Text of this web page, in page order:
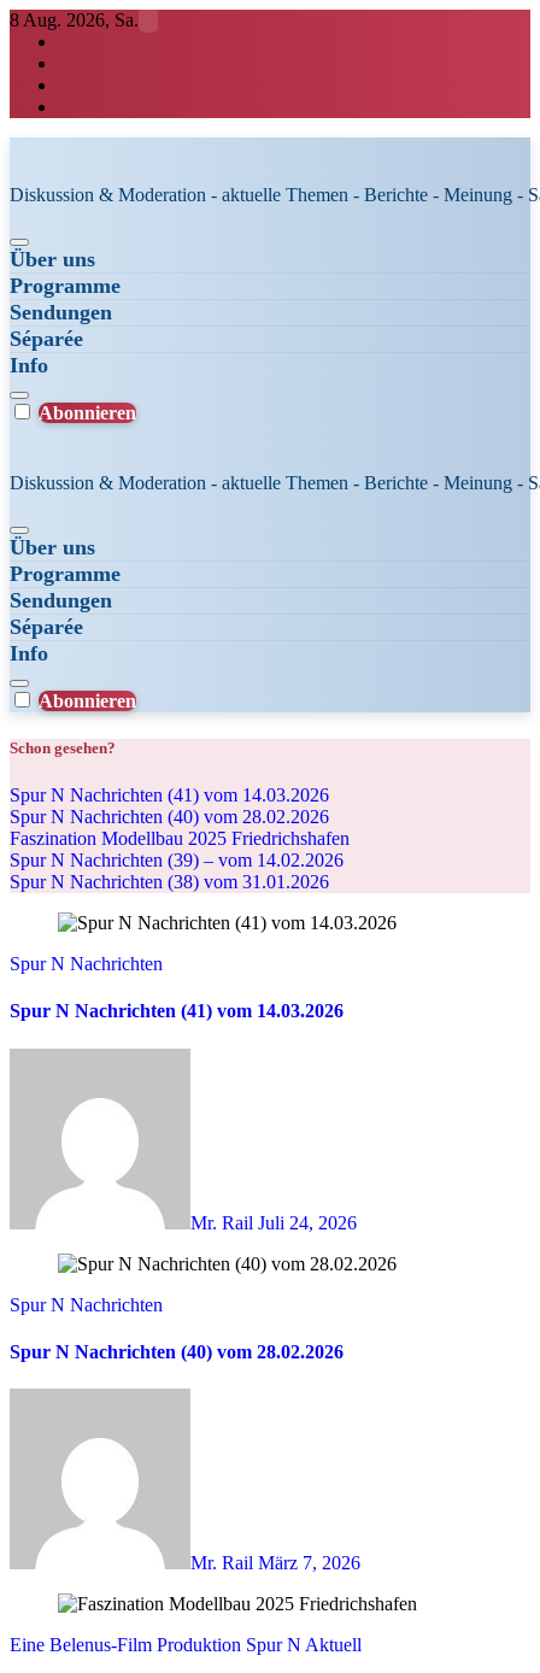
Zum
Inhalt
springen
8 Aug. 2026, Sa.
Diskussion & Moderation - aktuelle Themen - Berichte - Meinung -
Über uns
Programme
Sendungen
Séparée
Info
Abonnieren
Diskussion & Moderation - aktuelle Themen - Berichte - Meinung -
Über uns
Programme
Sendungen
Séparée
Info
Abonnieren
Schon gesehen?
Spur N Nachrichten (41) vom 14.03.2026
Spur N Nachrichten (40) vom 28.02.2026
Faszination Modellbau 2025 Friedrichshafen
Spur N Nachrichten (39) – vom 14.02.2026
Spur N Nachrichten (38) vom 31.01.2026
Spur N Nachrichten
Spur N Nachrichten (41) vom 14.03.2026
Mr. Rail Juli 24, 2026
Spur N Nachrichten
Spur N Nachrichten (40) vom 28.02.2026
Mr. Rail März 7, 2026
Eine Belenus-Film Produktion Spur N Aktuell